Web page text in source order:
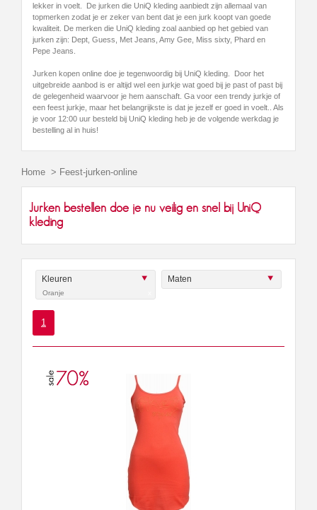
lekker in voelt. De jurken die UniQ kleding aanbiedt zijn allemaal van
topmerken zodat je er zeker van bent dat je een jurk koopt van goede
kwaliteit. De merken die UniQ kleding zoal aanbied op het gebied van
jurken zijn: Dept, Guess, Met Jeans, Amy Gee, Miss sixty, Phard en
Pepe Jeans.
Jurken kopen online doe je tegenwoordig bij UniQ kleding. Door het
uitgebreide aanbod is er altijd wel een jurkje wat goed bij je past of past bij
de gelegenheid waarvoor je hem aanschaft. Ga voor een trendy jurkje of
een feest jurkje, maar het belangrijkste is dat je jezelf er goed in voelt.. Als
je voor 12:00 uur besteld bij UniQ kleding heb je de volgende werkdag je
bestelling al in huis!
Home > Feest-jurken-online
Jurken bestellen doe je nu veilig en snel bij UniQ
kleding
Kleuren
Oranje
Maten
1